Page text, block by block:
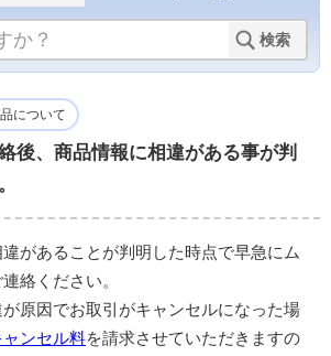
検索
について
後、商品情報に相違がある事が判
があることが判明した時点で早急にム
絡ください。
原因でお取引がキャンセルになった場
ャンセル料を請求させていただきますの